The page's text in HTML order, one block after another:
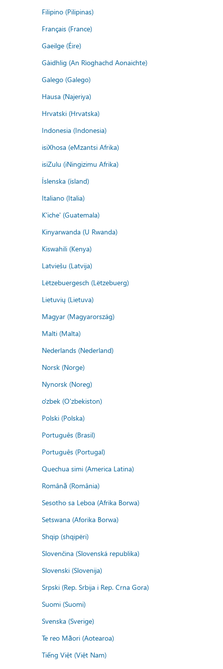
Filipino (Pilipinas)
Français (France)
Gaeilge (Éire)
Gàidhlig (An Rìoghachd Aonaichte)
Galego (Galego)
Hausa (Najeriya)
Hrvatski (Hrvatska)
Indonesia (Indonesia)
isiXhosa (eMzantsi Afrika)
isiZulu (iNingizimu Afrika)
Íslenska (ísland)
Italiano (Italia)
K'iche' (Guatemala)
Kinyarwanda (U Rwanda)
Kiswahili (Kenya)
Latviešu (Latvija)
Lëtzebuergesch (Lëtzebuerg)
Lietuvių (Lietuva)
Magyar (Magyarország)
Malti (Malta)
Nederlands (Nederland)
Norsk (Norge)
Nynorsk (Noreg)
o'zbek (O'zbekiston)
Polski (Polska)
Português (Brasil)
Português (Portugal)
Quechua simi (America Latina)
Română (România)
Sesotho sa Leboa (Afrika Borwa)
Setswana (Aforika Borwa)
Shqip (shqipëri)
Slovenčina (Slovenská republika)
Slovenski (Slovenija)
Srpski (Rep. Srbija i Rep. Crna Gora)
Suomi (Suomi)
Svenska (Sverige)
Te reo Māori (Aotearoa)
Tiếng Việt (Việt Nam)